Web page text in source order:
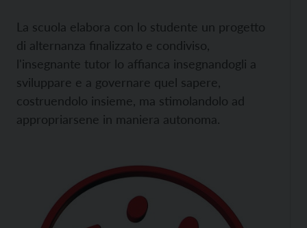
La scuola elabora con lo studente un progetto
di alternanza finalizzato e condiviso,
l'insegnante tutor lo affianca insegnandogli a
sviluppare e a governare quel sapere,
costruendolo insieme, ma stimolandolo ad
appropriarsene in maniera autonoma.